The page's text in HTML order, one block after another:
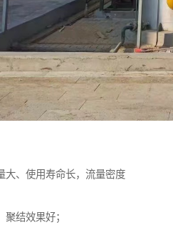
大、使用寿命长，流量密度
结效果好；